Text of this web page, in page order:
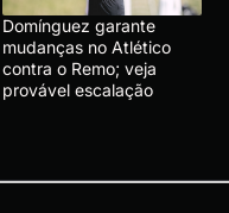
Domínguez garante
mudanças no Atlético
contra o Remo; veja
provável escalação